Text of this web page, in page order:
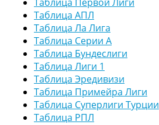
Таблица АПЛ
Таблица Ла Лига
Таблица Серии А
Таблица Бундеслиги
Таблица Лиги 1
Таблица Эредивизи
Таблица Примейра Лиги
Таблица Суперлиги Турции
Таблица РПЛ